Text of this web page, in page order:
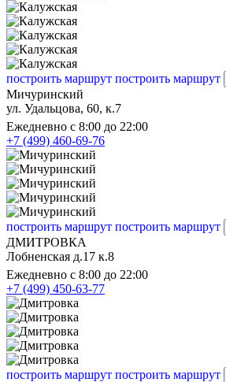
построить маршрут построить маршрут
Мичуринский
ул. Удальцова, 60, к.7
Ежедневно с 8:00 до 22:00
+7 (499) 460-69-76
построить маршрут построить маршрут
ДМИТРОВКА
Лобненская д.17 к.8
Ежедневно с 8:00 до 22:00
+7 (499) 450-63-77
построить маршрут построить маршрут